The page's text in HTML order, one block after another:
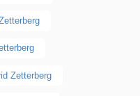
Zetterberg